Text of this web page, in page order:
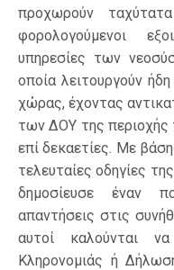
προχωρούν
φορολογούμενοι
υπηρεσίες των
οποία λειτουργούν
χώρας, έχοντας
των ΔΟΥ της περιοχής
επί δεκαετίες. Με
τελευταίες οδηγίες
δημοσίευσε έναν
απαντήσεις στις
αυτοί καλούνται
Κληρονομιάς ή